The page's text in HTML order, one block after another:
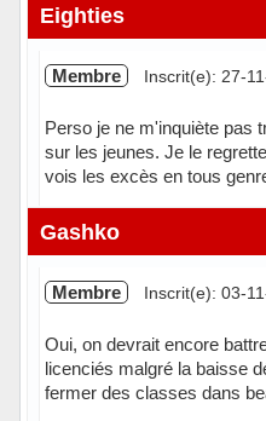
Hors ligne
Eighties
Membre Inscrit(e): 27-
Perso je ne m'inquiète pas
sur les jeunes. Je le
vois les excès en tous
Hors ligne
Gashko
Membre Inscrit(e): 03-
Oui, on devrait encore
licenciés malgré la baisse
fermer des classes dans